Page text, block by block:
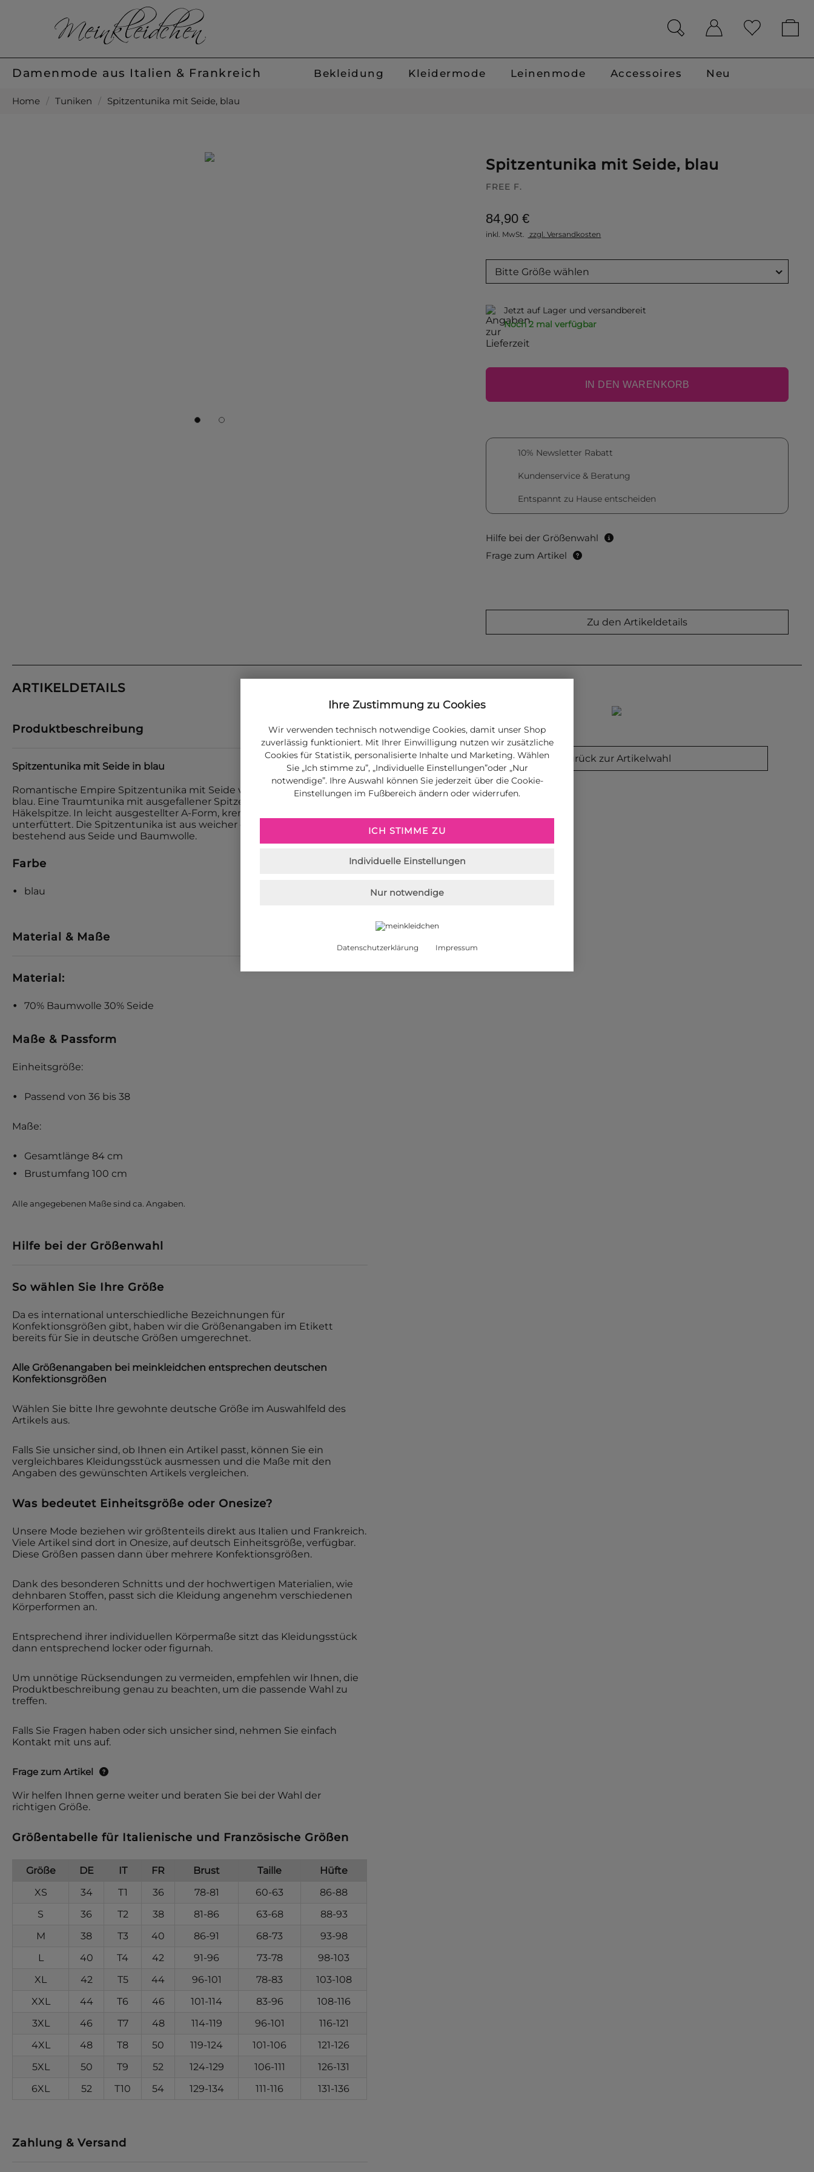
Damenmode aus Italien & Frankreich Bekleidung Kleidermode Leinenmode Accessoires Neu
Home / Tuniken / Spitzentunika mit Seide, blau
Spitzentunika mit Seide, blau
FREE F.
84,90 €
inkl. MwSt. zzgl. Versandkosten
Bitte Größe wählen
Jetzt auf Lager und versandbereit
Noch 2 mal verfügbar
IN DEN WARENKORB
10% Newsletter Rabatt
Kundenservice & Beratung
Entspannt zu Hause entscheiden
Hilfe bei der Größenwahl
Frage zum Artikel
Zu den Artikeldetails
ARTIKELDETAILS
Produktbeschreibung
Spitzentunika mit Seide in blau
Romantische Empire Spitzentunika mit Seide von
aus Italien in
blau. Eine Traumtunika mit ausgefallener Spitze, Stickerei und
Häkelspitze. In leicht ausgestellter A-Form, krempelbarem Arm und
unterfüttert. Die Spitzentunika ist aus weicher elastischer Qualität
bestehend aus Seide und Baumwolle.
Farbe
blau
Material & Maße
Material:
70% Baumwolle 30% Seide
Maße & Passform
Einheitsgröße:
Passend von 36 bis 38
Maße:
Gesamtlänge 84 cm
Brustumfang 100 cm
Alle angegebenen Maße sind ca. Angaben.
Hilfe bei der Größenwahl
So wählen Sie Ihre Größe
Da es international unterschiedliche Bezeichnungen für
Konfektionsgrößen gibt, haben wir die Größenangaben im Etikett
bereits für Sie in deutsche Größen umgerechnet.
Alle Größenangaben bei meinkleidchen entsprechen deutschen
Konfektionsgrößen
Wählen Sie bitte Ihre gewohnte deutsche Größe im Auswahlfeld des
Artikels aus.
Falls Sie unsicher sind, ob Ihnen ein Artikel passt, können Sie ein
vergleichbares Kleidungsstück ausmessen und die Maße mit den
Angaben des gewünschten Artikels vergleichen.
Was bedeutet Einheitsgröße oder Onesize?
Unsere Mode beziehen wir größtenteils direkt aus Italien und Frankreich.
Viele Artikel sind dort in Onesize, auf deutsch Einheitsgröße, verfügbar.
Diese Größen passen dann über mehrere Konfektionsgrößen.
Dank des besonderen Schnitts und der hochwertigen Materialien, wie
dehnbaren Stoffen, passt sich die Kleidung angenehm verschiedenen
Körperformen an.
Entsprechend ihrer individuellen Körpermaße sitzt das Kleidungsstück
dann entsprechend locker oder figurnah.
Um unnötige Rücksendungen zu vermeiden, empfehlen wir Ihnen, die
Produktbeschreibung genau zu beachten, um die passende Wahl zu
treffen.
Falls Sie Fragen haben oder sich unsicher sind, nehmen Sie einfach
Kontakt mit uns auf.
Frage zum Artikel
Wir helfen Ihnen gerne weiter und beraten Sie bei der Wahl der
richtigen Größe.
Größentabelle für Italienische und Französische Größen
Größe DE IT FR Brust Taille
Hüfte
XS
34 T1 36 78-81 60-63
86-88
S
36 T2 38 81-86 63-68
88-93
M
38 T3 40 86-91 68-73
93-98
L
40 T4 42 91-96 73-78
98-103
XL
42 T5 44 96-101 78-83
103-108
XXL
44 T6 46 101-114 83-96
108-116
3XL
46 T7 48 114-119 96-101
116-121
4XL
48 T8 50 119-124 101-106
121-126
5XL
50 T9 52 124-129 106-111
126-131
6XL
52 T10 54 129-134 111-116 131-136
Zahlung & Versand
Zurück zur Artikelwahl
Ihre Zustimmung zu Cookies
Wir verwenden technisch notwendige Cookies, damit unser Shop
zuverlässig funktioniert. Mit Ihrer Einwilligung nutzen wir zusätzliche
Cookies für Statistik, personalisierte Inhalte und Marketing. Wählen
Sie „Ich stimme zu”, „Individuelle Einstellungen”oder „Nur
notwendige”. Ihre Auswahl können Sie jederzeit über die Cookie-
Einstellungen im Fußbereich ändern oder widerrufen.
ICH STIMME ZU
Individuelle Einstellungen
Nur notwendige
Datenschutzerklärung Impressum